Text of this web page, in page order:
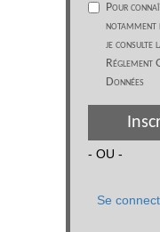
Pour
notamment
je consulte
Réglement
Données
- OU -
Se